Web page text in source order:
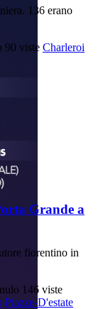
136 erano
90 viste Charleroi
Grande a
fiorentino in
146 viste
Piazze-D'estate